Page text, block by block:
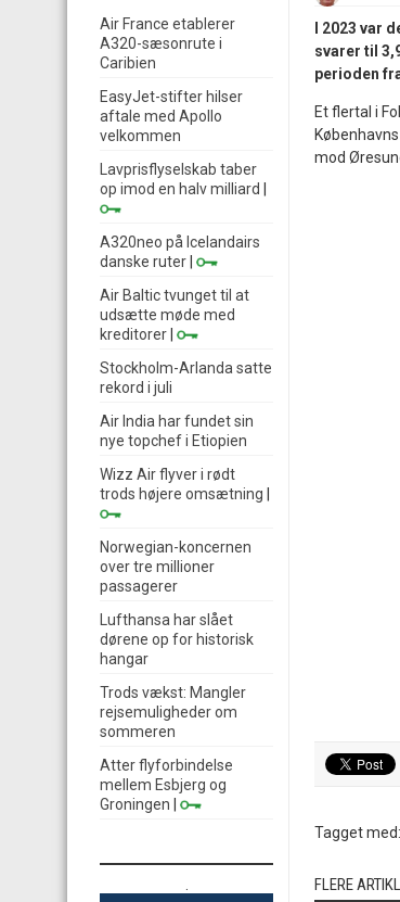
I 2023 var
svarer til
perioden
Et flertal i
mod
Tagget med:
FLERE
Air France etablerer
A320-sæsonrute i
Caribien
EasyJet-stifter hilser
aftale med Apollo
velkommen
Lavprisflyselskab taber
op imod en halv milliard
A320neo på Icelandairs
danske ruter
Air Baltic tvunget til at
udsætte møde med
kreditorer
Stockholm-Arlanda satte
rekord i juli
Air India har fundet sin
nye topchef i Etiopien
Wizz Air flyver i rødt
trods højere omsætning
Norwegian-koncernen
over tre millioner
passagerer
Lufthansa har slået
dørene op for historisk
hangar
Trods vækst: Mangler
rejsemuligheder om
sommeren
Atter flyforbindelse
mellem Esbjerg og
Groningen